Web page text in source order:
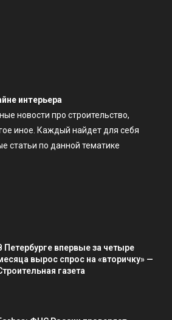
интерьера
новости про строительство,
иное. Каждый найдет для себя
статьи по данной тематике
Петербурге впервые за четыре
вырос спрос на «вторичку» —
газета